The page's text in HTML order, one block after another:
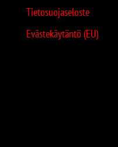
Tietosuojaseloste
Evästekäytäntö (EU)